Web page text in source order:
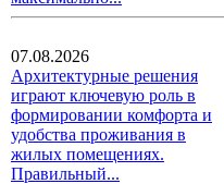
07.08.2026
Архитектурные решения
играют ключевую роль в
формировании комфорта и
удобства проживания в
жилых помещениях.
Правильный...